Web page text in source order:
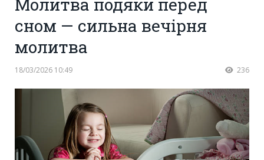
Молитва подяки перед
сном — сильна вечірня
молитва
18/03/2026 10:49 236